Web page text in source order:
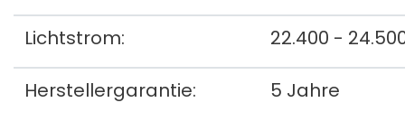
Lichtstrom: 22.400 -
Herstellergarantie: 5 Jahre